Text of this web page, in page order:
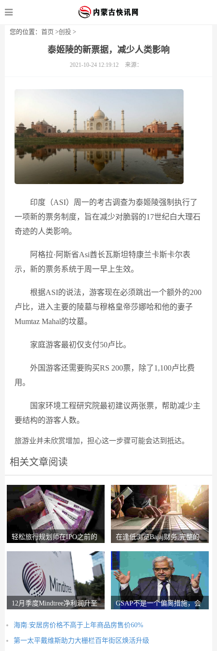
您的位置： 首页 >创投 >
泰姬陵的新票据，减少人类影响
2021-10-24 12:19:12 来源：
印度（ASI）周一的考古调查为泰姬陵强制执行了
一项新的票务制度，旨在减少对脆弱的17世纪白大理石
奇迹的人类影响。
阿格拉·阿斯省Asi酋长瓦斯坦特康兰卡斯卡尔表
示，新的票务系统于周一早上生效。
根据ASI的说法，游客现在必须跳出一个额外的200
卢比，进入主要的陵墓与穆格皇帝莎娜哈和他的妻子
Mumtaz Mahal的坟墓。
家庭游客最初仅支付50卢比。
外国游客还需要购买RS 200票，除了1,100卢比费
用。
国家环境工程研究院最初建议两张票，帮助减少主
要结构的游客人数。
旅游业并未欣赏增加，担心这一步骤可能会达到抵达。
相关文章阅读
轻松旅行规划师在IPO之前的
在逢低浏览Bajaj财务;完整的
12月季度Mindtree净利润升至
GSAP不是一个偏离措施，会
海南:安居房价格不高于上年商品房售价60%
第一太平戴维斯助力大栅栏百年街区焕活升级